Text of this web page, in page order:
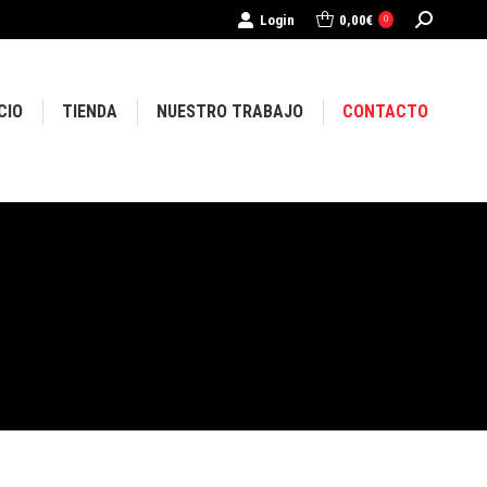
Login 0,00€ 0 Buscar:
TIENDA NUESTRO TRABAJO CONTACTO